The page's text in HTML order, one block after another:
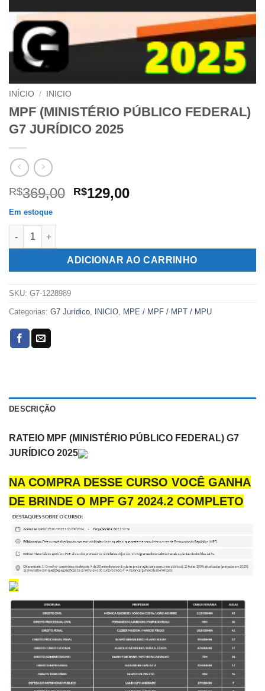
INÍCIO / INICIO
MPF (MINISTÉRIO PÚBLICO FEDERAL)
G7 JURÍDICO 2025
R$369,00 O
R$369,00.
R$129,00O
R$129,00.
Em estoque
MPF (MINISTÉRIO PÚBLICO FEDERAL) G7 JURÍDICO 2025
ADICIONAR AO CARRINHO
SKU: G7-1228989
Categorias: G7 Jurídico, INICIO, MPE / MPF / MPT / MPU
DESCRIÇÃO
RATEIO MPF (MINISTÉRIO PÚBLICO FEDERAL) G7
JURÍDICO 2025
NA COMPRA DESSE CURSO VOCÊ GANHA
DE BRINDE O MPF G7 2024.2 COMPLETO